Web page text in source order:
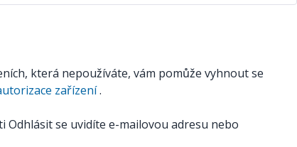
která nepoužíváte, vám pomůže vyhnout se
zařízení.
Odhlásit se uvidíte e-mailovou adresu nebo